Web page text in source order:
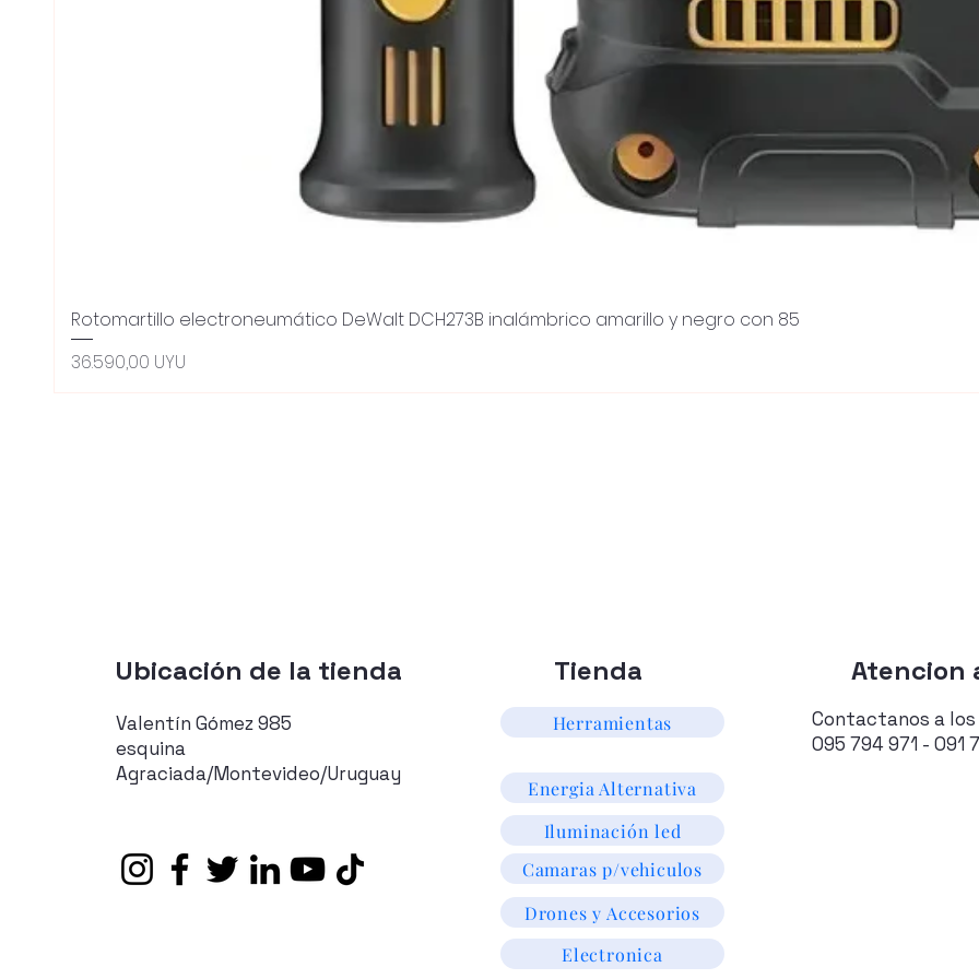
Vista rápida
Rotomartillo electroneumático DeWalt DCH273B inalámbrico amarillo y negro con 85
Precio
36.590,00 UYU
Ubicación de la tienda
Valentín Gómez 985
esquina
Agraciada/Montevideo/Uruguay
Tienda
Herramientas
Energia Alternativa
Atencion
Contactanos a los
095 794 971 - 091
Iluminación led
Camaras p/vehiculos
Drones y Accesorios
Electronica